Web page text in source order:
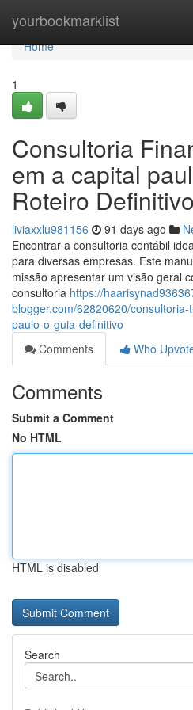
yourbookmarklist
Home
Home
1
Consultoria
em a capital
Roteiro Definitivo
liviaxxlu981156 91 days ago
Encontrar a consultoria contábil
para diversas empresas. Este
missão apresentar um visão geral
consultoria https://
blogger.com/62820620/
paulo-o-guia-definitivo
Comments
Who
Comments
Submit a Comment
No HTML
HTML is disabled
Search